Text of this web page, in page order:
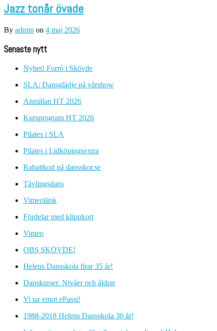
Jazz tonår övade
By admin on 4 maj 2026
Senaste nytt
Nyhet! Forró i Skövde
SLA: Dansglädje på vårshow
Anmälan HT 2026
Kursprogram HT 2026
Pilates i SLA
Pilates i Lidköpingsextra
Rabattkod på dansskor.se
Tävlingsdans
Vimeolänk
Fördelar med klippkort
Vimeo
OBS SKÖVDE!
Helens Dansskola firar 35 år!
Danskurser: Nivåer och åldrar
Vi tar emot ePassi!
1988-2018 Helens Dansskola 30 år!